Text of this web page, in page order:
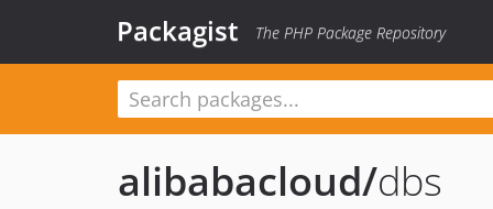
Packagist The PHP Package Repository
alibabacloud/dbs